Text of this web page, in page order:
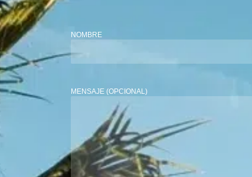
NOMBRE
MENSAJE (OPCIONAL)